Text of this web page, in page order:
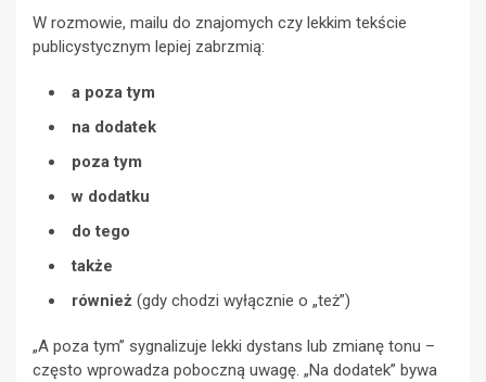
W rozmowie, mailu do znajomych czy lekkim tekście
publicystycznym lepiej zabrzmią:
a poza tym
na dodatek
poza tym
w dodatku
do tego
także
również (gdy chodzi wyłącznie o „też”)
„A poza tym” sygnalizuje lekki dystans lub zmianę tonu –
często wprowadza poboczną uwagę. „Na dodatek” bywa